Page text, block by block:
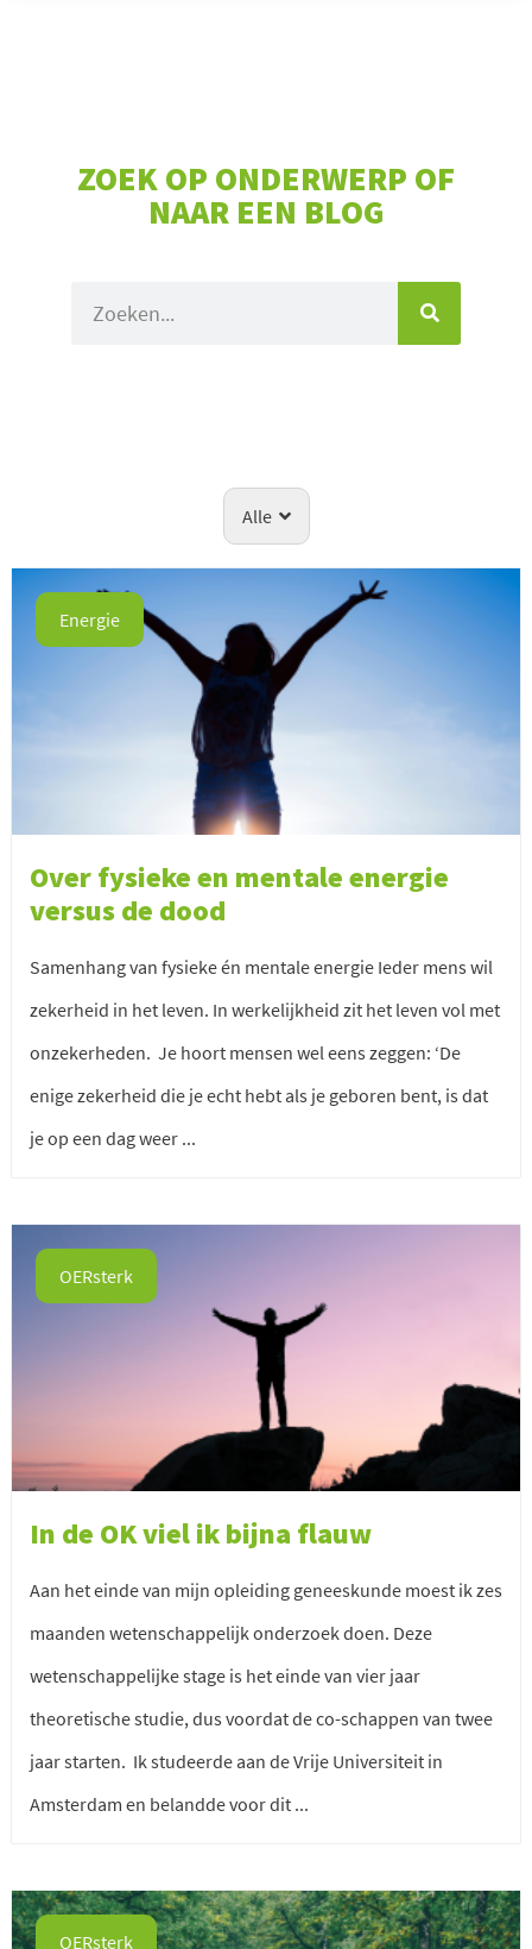
ZOEK OP ONDERWERP OF
NAAR EEN BLOG
Zoeken
Alle
Energie
Over fysieke en mentale energie
versus de dood
Samenhang van fysieke én mentale energie Ieder mens wil
zekerheid in het leven. In werkelijkheid zit het leven vol met
onzekerheden. Je hoort mensen wel eens zeggen: ‘De
enige zekerheid die je echt hebt als je geboren bent, is dat
je op een dag weer ...
OERsterk
In de OK viel ik bijna flauw
Aan het einde van mijn opleiding geneeskunde moest ik zes
maanden wetenschappelijk onderzoek doen. Deze
wetenschappelijke stage is het einde van vier jaar
theoretische studie, dus voordat de co-schappen van twee
jaar starten. Ik studeerde aan de Vrije Universiteit in
Amsterdam en belandde voor dit ...
OERsterk